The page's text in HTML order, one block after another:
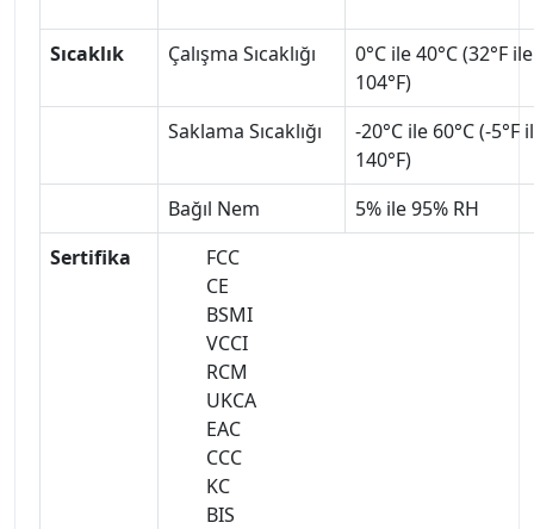
Sıcaklık Çalışma Sıcaklığı
0°C ile 40°C (32°F ile
104°F)
Saklama Sıcaklığı
-20°C ile 60°C (-5°F
140°F)
Bağıl Nem
5% ile 95% RH
Sertifika
FCC
CE
BSMI
VCCI
RCM
UKCA
EAC
CCC
KC
BIS